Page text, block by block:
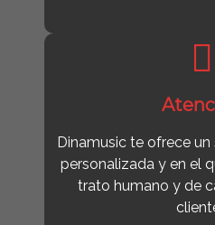
Dinamusic te ofrece
personalizada y en el
trato humano y de